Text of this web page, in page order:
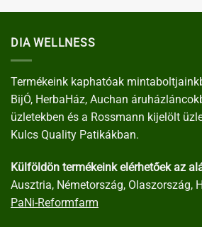
DIA WELLNESS
Termékeink kaphatóak
BijÓ, HerbaHáz, Auchan
üzletekben és a Rossmann kijelölt
Kulcs Quality Patikákban.
Külföldön termékeink elérhetőek az
Ausztria, Németország, Olaszország,
PaNi-Reformfarm